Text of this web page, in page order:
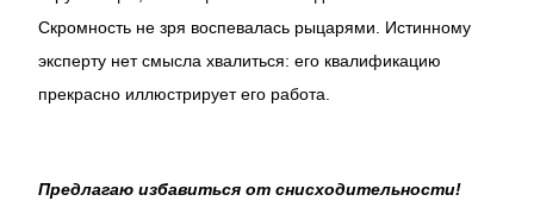
Скромность не зря воспевалась рыцарями. Истинному
эксперту нет смысла хвалиться: его квалификацию
прекрасно иллюстрирует его работа.
Предлагаю избавиться от снисходительности!